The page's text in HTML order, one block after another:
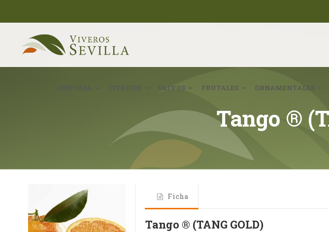
EMPRESA CÍTRICOS OLIVOS FRUTALES ORNAMENTALES
Tango ®
Ficha
Tango ® (TANG GOLD)